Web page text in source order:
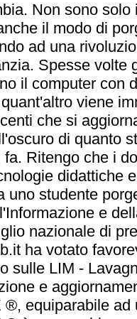
Non sono
il modo di
ad una
Spesse volte
il computer con
viene
che si
di quanto
Ritengo che i
didattiche
uno studente
e
nazionale di
ha votato
sulle LIM -
e
®, equiparabile